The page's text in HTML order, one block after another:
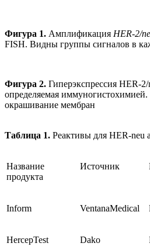
Фигура 1. Амплификация HER-2/
FISH. Видны группы сигналов в
Фигура 2. Гиперэкспрессия HER-
определяемая
Таблица 1. Реактивы для HER-neu
Название
продукта
Источник
Inform VentanaMedical
HercepTest Dako